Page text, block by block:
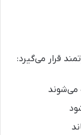
می‌شوند